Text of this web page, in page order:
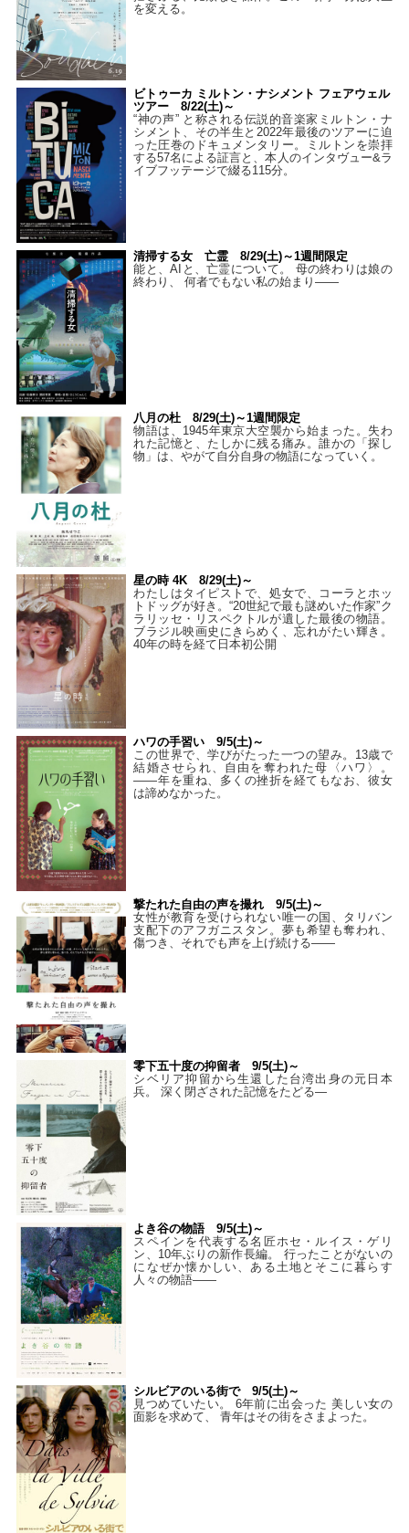
を変える。
ビトゥーカ ミルトン・ナシメント フェアウェル
ツアー 8/22(土)～
“神の声” と称される伝説的音楽家ミルトン・ナ
シメント、その半生と2022年最後のツアーに迫
った圧巻のドキュメンタリー。ミルトンを崇拝
する57名による証言と、本人のインタヴュー&ラ
イブフッテージで綴る115分。
清掃する女 亡霊 8/29(土)～1週間限定
能と、AIと、亡霊について。 母の終わりは娘の
終わり、 何者でもない私の始まり――
八月の杜 8/29(土)～1週間限定
物語は、1945年東京大空襲から始まった。失わ
れた記憶と、たしかに残る痛み。誰かの「探し
物」は、やがて自分自身の物語になっていく。
星の時 4K 8/29(土)～
わたしはタイピストで、処⼥で、コーラとホッ
トドッグが好き。“20世紀で最も謎めいた作家”ク
ラリッセ・リスペクトルが遺した最後の物語。
ブラジル映画史にきらめく、忘れがたい輝き。
40年の時を経て⽇本初公開
ハワの手習い 9/5(土)～
この世界で、学びがたった一つの望み。13歳で
結婚させられ、自由を奪われた母〈ハワ〉。
——年を重ね、多くの挫折を経てもなお、彼女
は諦めなかった。
撃たれた自由の声を撮れ 9/5(土)～
女性が教育を受けられない唯一の国、タリバン
支配下のアフガニスタン。夢も希望も奪われ、
傷つき、それでも声を上げ続ける——
零下五十度の抑留者 9/5(土)～
シベリア抑留から生還した台湾出身の元日本
兵。 深く閉ざされた記憶をたどる—
よき谷の物語 9/5(土)～
スペインを代表する名匠ホセ・ルイス・ゲリ
ン、10年ぶりの新作長編。 行ったことがないの
になぜか懐かしい、ある土地とそこに暮らす
人々の物語――
シルビアのいる街で 9/5(土)～
見つめていたい。 6年前に出会った 美しい女の
面影を求めて、 青年はその街をさまよった。